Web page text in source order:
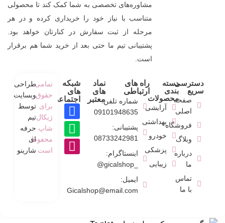
مشاوره‌های تخصصی به شما کمک کند تا محصولی
متناسب با نیاز خود را خریداری کرده و در هر
مرحله از ثبت سفارش در کنارتان خواهد بود.
پشتیبانی تیم ما حتی بعد از خرید شما هم برقرار
است.
دسترسی
سریع
صفحه
اصلی
فروشگاه
وبلاگ
درباره
ما
تماس
با ما
دسته
بندی
محصولات
آرایشی
بهداشتی
خودرو
پزشکی
زیبایی
راه های
ارتباطی
شماره تلفن:
09101948635
پشتیبانی:
08733242981
اینستاگرام:
_gicalshop@
ایمیل:
Gicalshop@email.com
نماد
های
معتبر
شبکه
های
اجتماعی
تمامی
حقوق
برای
ژیکال
شاپ
محفوط
است
طراحی
وبسایت
توسط
تیم
حرفه
ای
شارینو